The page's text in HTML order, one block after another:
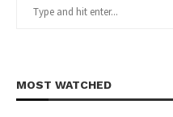
MOST WATCHED